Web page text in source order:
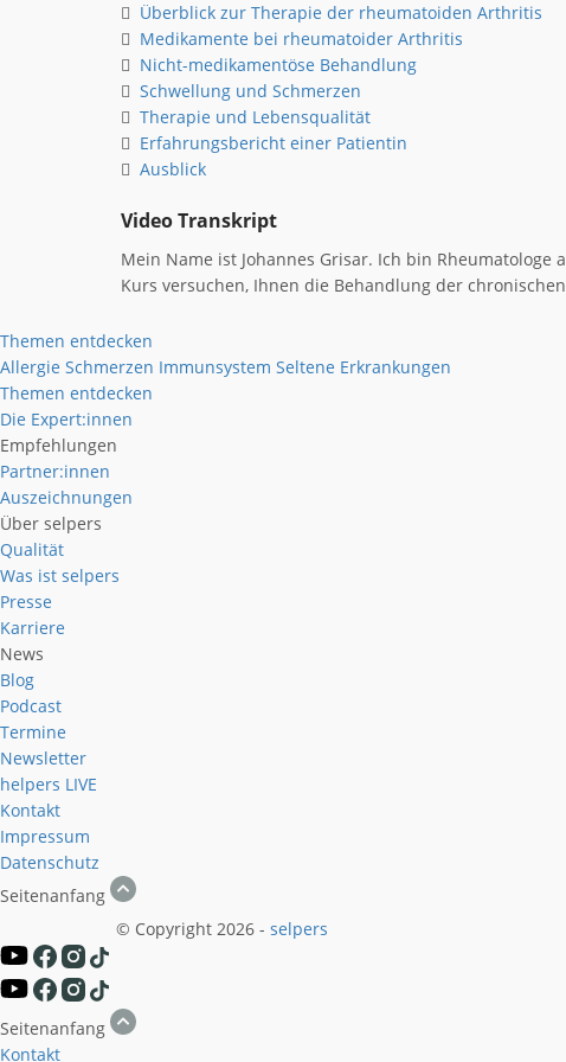
Überblick zur Therapie der rheumatoiden Arthritis
Medikamente bei rheumatoider Arthritis
Nicht-medikamentöse Behandlung
Schwellung und Schmerzen
Therapie und Lebensqualität
Erfahrungsbericht einer Patientin
Ausblick
Video Transkript
Mein Name ist Johannes Grisar. Ich bin
Kurs versuchen, Ihnen die Behandlung der
Themen entdecken
Allergie Schmerzen Immunsystem Seltene Erkrankungen
Themen entdecken
Die Expert:innen
Empfehlungen
Partner:innen
Auszeichnungen
Über selpers
Qualität
Was ist selpers
Presse
Karriere
News
Blog
Podcast
Termine
Newsletter
helpers LIVE
Kontakt
Impressum
Datenschutz
Seitenanfang
© Copyright 2026 - selpers
Seitenanfang
Kontakt